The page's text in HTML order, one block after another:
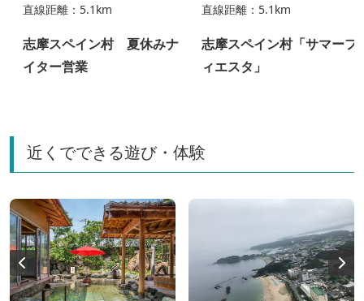
直線距離：5.1km
志摩スペイン村 夏休みナ
イター営業
直線距離：5.1km
志摩スペイン村「サマーフ
ィエスタ」
近くでできる遊び・体験